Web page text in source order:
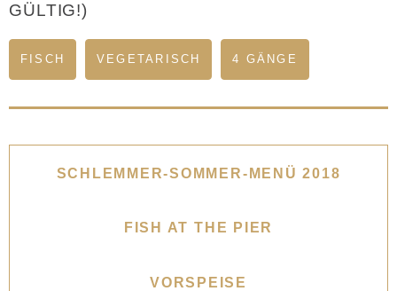
GÜLTIG!)
FISCH VEGETARISCH 4 GÄNGE
SCHLEMMER-SOMMER-MENÜ 2018
FISH AT THE PIER
VORSPEISE